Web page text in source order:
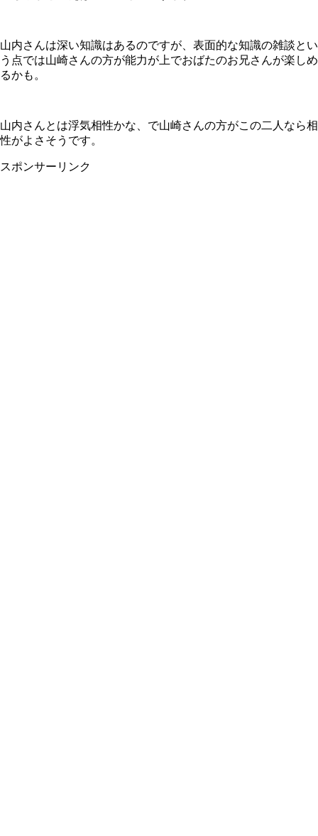
山内さんは深い知識はあるのですが、表面的な知識の雑談とい
う点では山崎さんの方が能力が上でおばたのお兄さんが楽しめ
るかも。
山内さんとは浮気相性かな、で山崎さんの方がこの二人なら相
性がよさそうです。
スポンサーリンク